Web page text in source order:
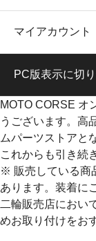
マイアカウント
PC版表示に切
MOTO CORSE オ
うございます。高
ムパーツストアと
これからも引き続
※ 販売している商
あります。装着に
二輪販売店におい
めお取り付けをお